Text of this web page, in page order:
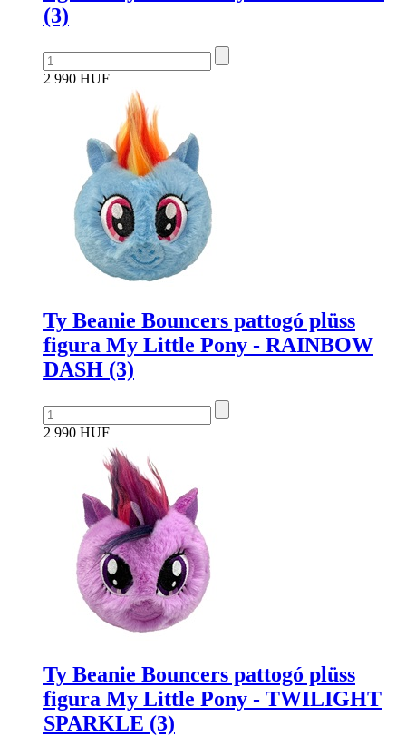
(3)
2 990 HUF
Ty Beanie Bouncers pattogó plüss
figura My Little Pony - RAINBOW
DASH (3)
2 990 HUF
Ty Beanie Bouncers pattogó plüss
figura My Little Pony - TWILIGHT
SPARKLE (3)